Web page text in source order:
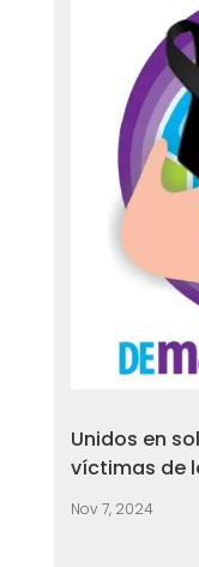
Unidos en
víctimas de
Nov 7, 2024